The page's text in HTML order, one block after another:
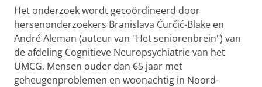
Het onderzoek wordt gecoördineerd door
hersenonderzoekers Branislava Ćurčić-Blake en
André Aleman (auteur van "Het seniorenbrein") van
de afdeling Cognitieve Neuropsychiatrie van het
UMCG. Mensen ouder dan 65 jaar met
geheugenproblemen en woonachtig in Noord-